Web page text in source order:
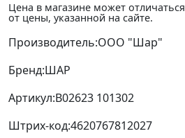
Цена в магазине может отличаться
от цены, указанной на сайте.
Производитель:ООО "Шар"
Бренд:ШАР
Артикул:B02623 101302
Штрих-код:4620767812027